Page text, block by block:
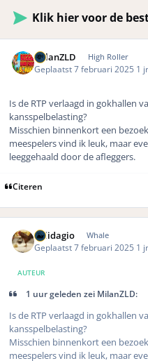
Klik hier voor de
MilanZLD High Roller
Geplaatst7 februari 2025 1 jr
Is de RTP verlaagd in gokhallen
kansspelbelasting?
Misschien binnenkort een
meespelers vind ik leuk, maar
leeggehaald door de afleggers.
Citeren
Solidagio Whale
Geplaatst7 februari 2025 1 jr
AUTEUR
1 uur geleden zei MilanZLD:
Is de RTP verlaagd in gokhallen
kansspelbelasting?
Misschien binnenkort een
meespelers vind ik leuk, maar